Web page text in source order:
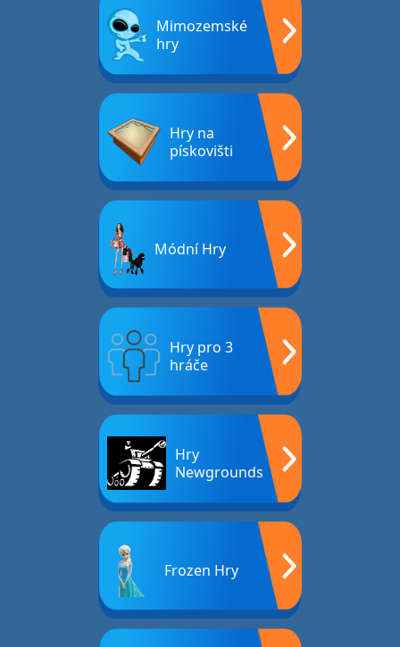
Mimozemské
hry
Hry na
pískovišti
Módní Hry
Hry pro 3
hráče
Hry
Newgrounds
Frozen Hry